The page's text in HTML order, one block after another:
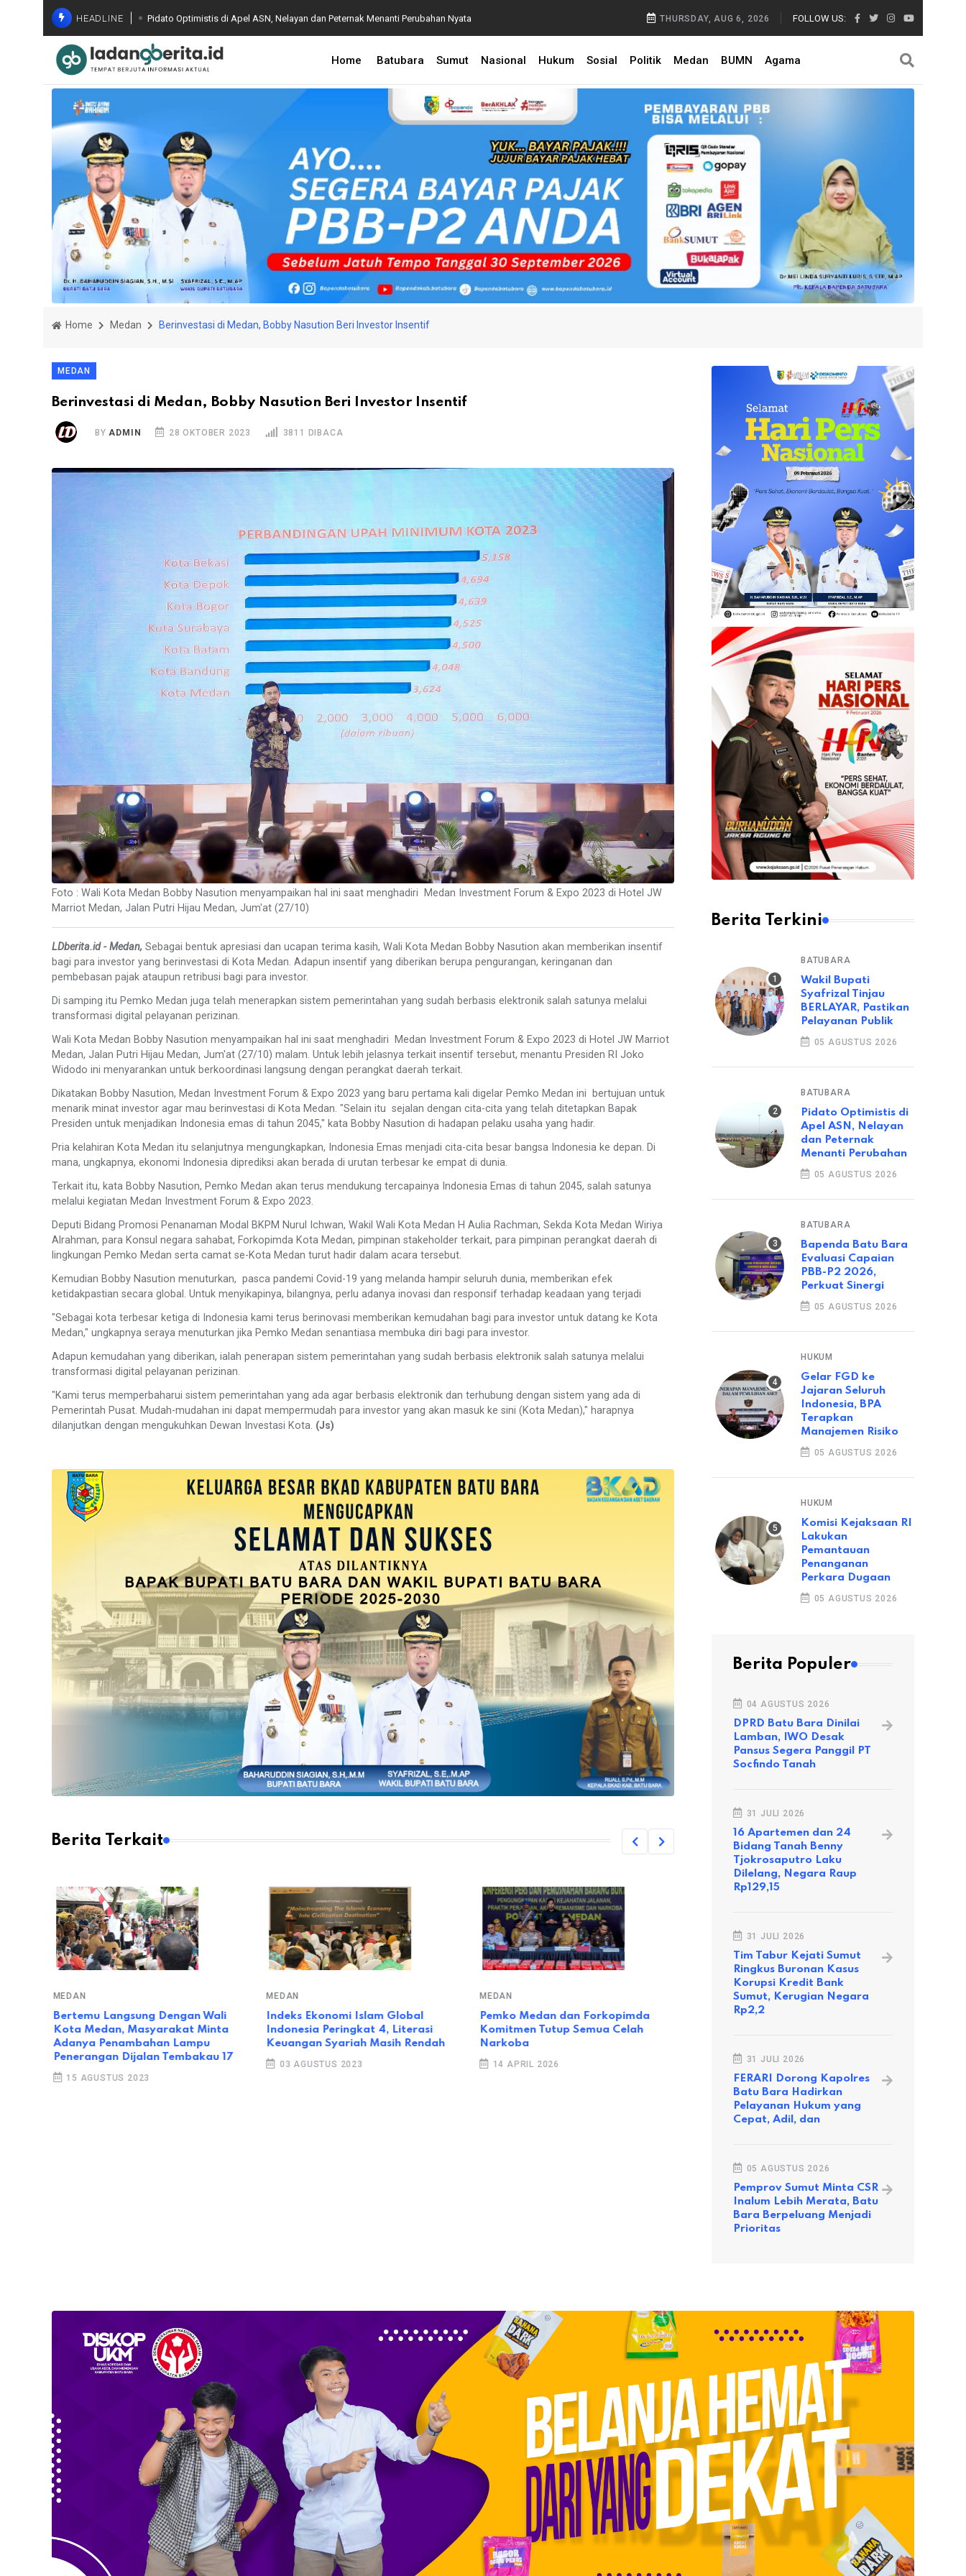
HEADLINE Pidato Optimistis di Apel ASN, Nelayan dan Peternak Menanti Perubahan Nyata
Optimalisasi PAD
Gelar FGD ke Jajaran Seluruh Indonesia, BPA Terapkan Manajemen Risiko Pemulihan Aset
Terintegrasi dan Pemanfaatan AI
Komisi Kejaksaan RI Lakukan Pemantauan Penanganan Perkara Dugaan Korupsi dan TPPU yang
Wagub Sumut Minta Perkuat Pendidikan dan Lingkungan, CSR Inalum Diharapkan Berdampak
Luas di Batu Bara
Wakil Bupati Syafrizal Tinjau BERLAYAR, Pastikan Pelayanan Publik Hadir hingga Desa
THURSDAY, AUG 6, 2026 FOLLOW US:
Home Batubara Sumut Nasional Hukum Sosial Politik Medan BUMN Agama
Home Medan Berinvestasi di Medan, Bobby Nasution Beri Investor Insentif
MEDAN
Berinvestasi di Medan, Bobby Nasution Beri Investor Insentif
BYADMIN 28 OKTOBER 2023 3811 DIBACA
Foto : Wali Kota Medan Bobby Nasution menyampaikan hal ini saat menghadiri Medan Investment Forum & Expo 2023 di Hotel JW
Marriot Medan, Jalan Putri Hijau Medan, Jum'at (27/10)
LDberita.id - Medan, Sebagai bentuk apresiasi dan ucapan terima kasih, Wali Kota Medan Bobby Nasution akan memberikan insentif
bagi para investor yang berinvestasi di Kota Medan. Adapun insentif yang diberikan berupa pengurangan, keringanan dan
pembebasan pajak ataupun retribusi bagi para investor.
Di samping itu Pemko Medan juga telah menerapkan sistem pemerintahan yang sudah berbasis elektronik salah satunya melalui
transformasi digital pelayanan perizinan.
Wali Kota Medan Bobby Nasution menyampaikan hal ini saat menghadiri Medan Investment Forum & Expo 2023 di Hotel JW Marriot
Medan, Jalan Putri Hijau Medan, Jum'at (27/10) malam. Untuk lebih jelasnya terkait insentif tersebut, menantu Presiden RI Joko
Widodo ini menyarankan untuk berkoordinasi langsung dengan perangkat daerah terkait.
Dikatakan Bobby Nasution, Medan Investment Forum & Expo 2023 yang baru pertama kali digelar Pemko Medan ini bertujuan untuk
menarik minat investor agar mau berinvestasi di Kota Medan. "Selain itu sejalan dengan cita-cita yang telah ditetapkan Bapak
Presiden untuk menjadikan Indonesia emas di tahun 2045," kata Bobby Nasution di hadapan pelaku usaha yang hadir.
Pria kelahiran Kota Medan itu selanjutnya mengungkapkan, Indonesia Emas menjadi cita-cita besar bangsa Indonesia ke depan. Di
mana, ungkapnya, ekonomi Indonesia diprediksi akan berada di urutan terbesar ke empat di dunia.
Terkait itu, kata Bobby Nasution, Pemko Medan akan terus mendukung tercapainya Indonesia Emas di tahun 2045, salah satunya
melalui kegiatan Medan Investment Forum & Expo 2023.
Deputi Bidang Promosi Penanaman Modal BKPM Nurul Ichwan, Wakil Wali Kota Medan H Aulia Rachman, Sekda Kota Medan Wiriya
Alrahman, para Konsul negara sahabat, Forkopimda Kota Medan, pimpinan stakeholder terkait, para pimpinan perangkat daerah di
lingkungan Pemko Medan serta camat se-Kota Medan turut hadir dalam acara tersebut.
Kemudian Bobby Nasution menuturkan, pasca pandemi Covid-19 yang melanda hampir seluruh dunia, memberikan efek
ketidakpastian secara global. Untuk menyikapinya, bilangnya, perlu adanya inovasi dan responsif terhadap keadaan yang terjadi
"Sebagai kota terbesar ketiga di Indonesia kami terus berinovasi memberikan kemudahan bagi para investor untuk datang ke Kota
Medan," ungkapnya seraya menuturkan jika Pemko Medan senantiasa membuka diri bagi para investor.
Adapun kemudahan yang diberikan, ialah penerapan sistem pemerintahan yang sudah berbasis elektronik salah satunya melalui
transformasi digital pelayanan perizinan.
"Kami terus memperbaharui sistem pemerintahan yang ada agar berbasis elektronik dan terhubung dengan sistem yang ada di
Pemerintah Pusat. Mudah-mudahan ini dapat mempermudah para investor yang akan masuk ke sini (Kota Medan)," harapnya
dilanjutkan dengan mengukuhkan Dewan Investasi Kota. (Js)
Berita Terkait
MEDAN
Bertemu Langsung Dengan Wali
Kota Medan, Masyarakat Minta
Adanya Penambahan Lampu
Penerangan Dijalan Tembakau 17
15 AGUSTUS 2023
MEDAN
Indeks Ekonomi Islam Global
Indonesia Peringkat 4, Literasi
Keuangan Syariah Masih Rendah
03 AGUSTUS 2023
MEDAN
Pemko Medan dan Forkopimda
Komitmen Tutup Semua Celah
Narkoba
14 APRIL 2026
Bertemu Langsung Dengan Wali
Penerangan Dijalan Tembakau 17
15 AGUSTUS 2023
Berita Terkini
BATUBARA
Wakil Bupati
Syafrizal Tinjau
BERLAYAR, Pastikan
Pelayanan Publik
05 AGUSTUS 2026
BATUBARA
Pidato Optimistis di
Apel ASN, Nelayan
dan Peternak
Menanti Perubahan
05 AGUSTUS 2026
BATUBARA
Bapenda Batu Bara
Evaluasi Capaian
PBB-P2 2026,
Perkuat Sinergi
05 AGUSTUS 2026
HUKUM
Gelar FGD ke
Jajaran Seluruh
Indonesia, BPA
Terapkan
Manajemen Risiko
05 AGUSTUS 2026
HUKUM
Komisi Kejaksaan RI
Lakukan
Pemantauan
Penanganan
Perkara Dugaan
05 AGUSTUS 2026
Berita Populer
04 AGUSTUS 2026
DPRD Batu Bara Dinilai
Lamban, IWO Desak
Pansus Segera Panggil PT
Socfindo Tanah
31 JULI 2026
16 Apartemen dan 24
Bidang Tanah Benny
Tjokrosaputro Laku
Dilelang, Negara Raup
Rp129,15
31 JULI 2026
Tim Tabur Kejati Sumut
Ringkus Buronan Kasus
Korupsi Kredit Bank
Sumut, Kerugian Negara
Rp2,2
31 JULI 2026
FERARI Dorong Kapolres
Batu Bara Hadirkan
Pelayanan Hukum yang
Cepat, Adil, dan
05 AGUSTUS 2026
Pemprov Sumut Minta CSR
Inalum Lebih Merata, Batu
Bara Berpeluang Menjadi
Prioritas